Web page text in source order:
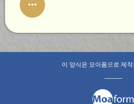
이 양식은 모아폼으로 제